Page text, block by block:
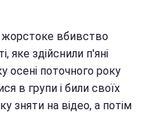
вбивство
яке здійснили п'яні
осені поточного року
в групи і били своїх
зняти на відео, а потім